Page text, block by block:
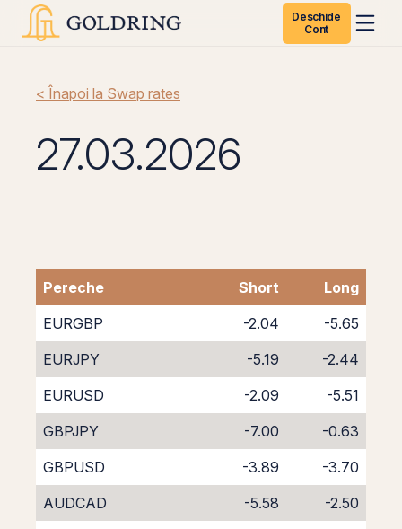
Deschide
Cont
< Înapoi la Swap rates
27.03.2026
Pereche Short
Long
EURGBP
-2.04
-5.65
EURJPY
-5.19
-2.44
EURUSD
-2.09
-5.51
GBPJPY
-7.00
-0.63
GBPUSD
-3.89
-3.70
AUDCAD
-5.58
-2.50